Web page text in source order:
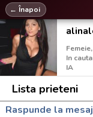
← Înapoi
In
IA
Lista prieteni
Raspunde la